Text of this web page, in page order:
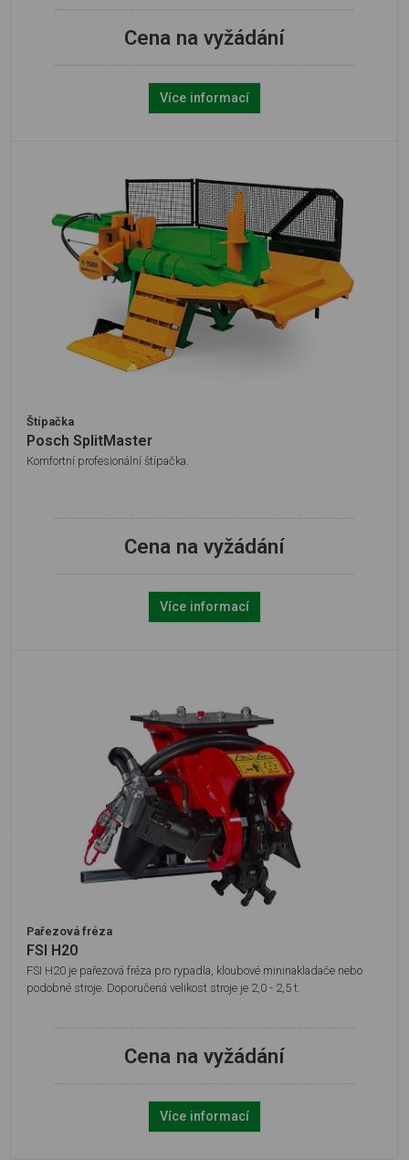
Cena na vyžádání
Více informací
Štípačka
Posch SplitMaster
Komfortní profesionální štípačka.
Cena na vyžádání
Více informací
Pařezová fréza
FSI H20
FSI H20 je pařezová fréza pro rypadla, kloubové mininakladače nebo
podobné stroje. Doporučená velikost stroje je 2,0 - 2,5 t.
Cena na vyžádání
Více informací